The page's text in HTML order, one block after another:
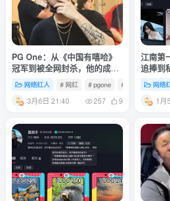
PG One：从《中国有嘻哈》
冠军到被全网封杀，他的成名
与沉沦网络红人 # 网红 # pgone # 周淑怡
3月6日 21:40 257 9
江南第
追捧到
网络
1月